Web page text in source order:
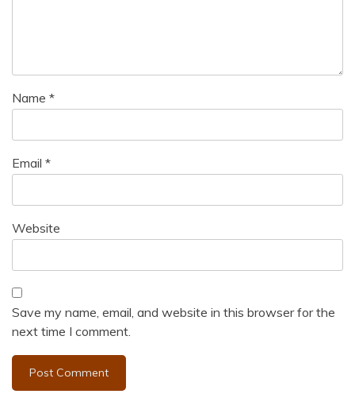
Name *
Email *
Website
Save my name, email, and website in this browser for the
next time I comment.